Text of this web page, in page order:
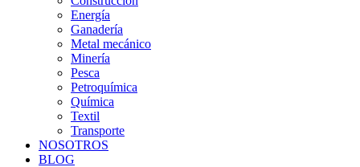
Energía
Ganadería
Metal mecánico
Minería
Pesca
Petroquímica
Química
Textil
Transporte
NOSOTROS
BLOG